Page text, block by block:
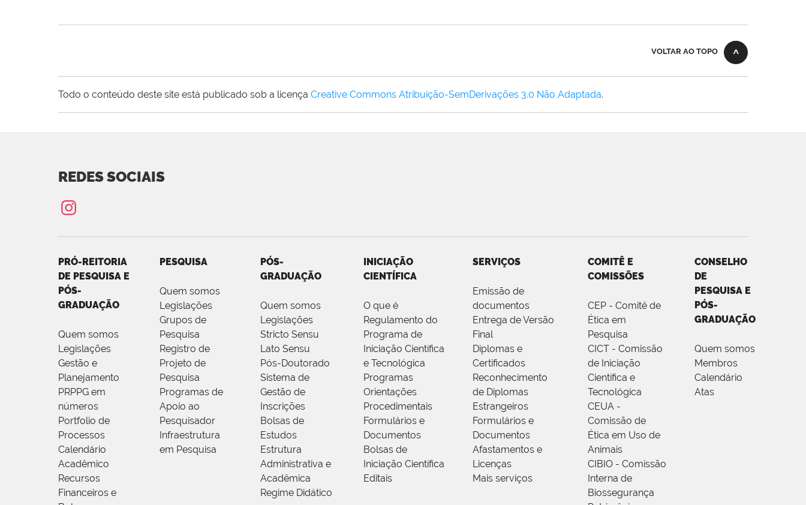
VOLTAR AO TOPO
Todo o conteúdo deste site está publicado sob a licença Creative Commons Atribuição-SemDerivações 3.0 Não Adaptada.
REDES SOCIAIS
PRÓ-REITORIA
DE PESQUISA E
PÓS-
GRADUAÇÃO
Quem somos
Legislações
Gestão e
Planejamento
PRPPG em
números
Portfolio de
Processos
Calendário
Acadêmico
Recursos
Financeiros e
PESQUISA
Quem somos
Legislações
Grupos de
Pesquisa
Registro de
Projeto de
Pesquisa
Programas de
Apoio ao
Pesquisador
Infraestrutura
em Pesquisa
PÓS-
GRADUAÇÃO
Quem somos
Legislações
Stricto Sensu
Lato Sensu
Pós-Doutorado
Sistema de
Gestão de
Inscrições
Bolsas de
Estudos
Estrutura
Administrativa e
Acadêmica
Regime Didático
INICIAÇÃO
CIENTÍFICA
O que é
Regulamento do
Programa de
Iniciação Científica
e Tecnológica
Programas
Orientações
Procedimentais
Formulários e
Documentos
Bolsas de
Iniciação Científica
Editais
SERVIÇOS
Emissão de
documentos
Entrega de Versão
Final
Diplomas e
Certificados
Reconhecimento
de Diplomas
Estrangeiros
Formulários e
Documentos
Afastamentos e
Licenças
Mais serviços
COMITÊ E
COMISSÕES
CEP - Comitê de
Ética em
Pesquisa
CICT - Comissão
de Iniciação
Científica e
Tecnológica
CEUA -
Comissão de
Ética em Uso de
Animais
CIBIO - Comissão
Interna de
Biossegurança
CONSELHO
DE
PESQUISA E
PÓS-
GRADUAÇÃO
Quem somos
Membros
Calendário
Atas